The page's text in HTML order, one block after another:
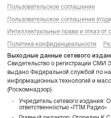
Пользовательское соглашение
Пользовательское соглашение
Интеллектуальные права и отказ от
Политика конфиденциальности
Выходные данные сетевого
Свидетельство о регистрации
выдано Федеральной службой по
информационных технологий и
(Роскомнадзор).
Учредитель сетевого издания:
ответственностью «ГПМ Радио»